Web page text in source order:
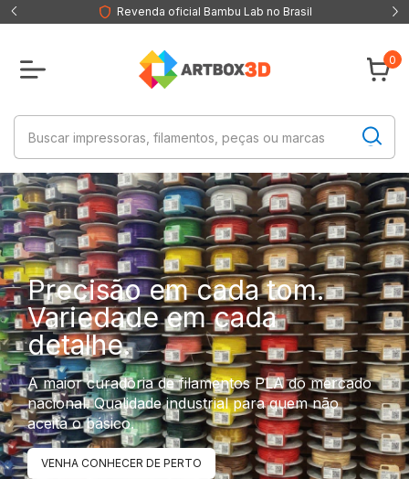
Revenda oficial Bambu Lab no Brasil
0
Precisão em cada tom.
Variedade em cada
detalhe.
A maior curadoria de filamentos PLA do mercado
nacional. Qualidade industrial para quem não
aceita o básico.
VENHA CONHECER DE PERTO